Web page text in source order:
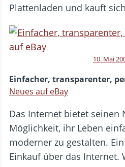
Plattenladen und kauft sich
10. Mai
Einfacher, transparenter,
Neues auf eBay
Das Internet bietet seinen
Möglichkeit, ihr Leben
moderner zu gestalten.
Einkauf über das Internet.